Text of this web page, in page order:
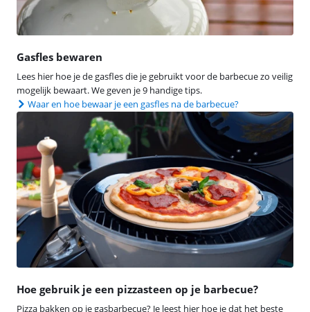
Gasfles bewaren
Lees hier hoe je de gasfles die je gebruikt voor de barbecue zo veilig
mogelijk bewaart. We geven je 9 handige tips.
Waar en hoe bewaar je een gasfles na de barbecue?
Hoe gebruik je een pizzasteen op je barbecue?
Pizza bakken op je gasbarbecue? Je leest hier hoe je dat het beste